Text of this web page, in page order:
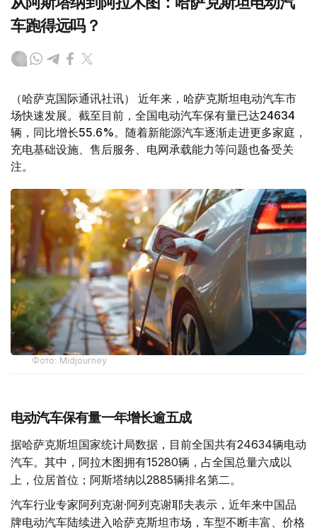
车跑得远吗？
（哈萨克国际通讯社讯） 近年来，哈萨克斯坦电动汽车市
场快速发展。截至目前，全国电动汽车保有量已达24634
辆，同比增长55.6%。随着新能源汽车逐渐走进更多家庭，
充电基础设施、售后服务、电网承载能力等问题也备受关
注。
Фото: Midjourney
电动汽车保有量一年增长逾五成
据哈萨克斯坦国家统计局数据，目前全国共有24634辆电动
汽车。其中，阿拉木图拥有15280辆，占全国总量六成以
上，位居首位；阿斯塔纳以2885辆排名第二。
汽车行业专家阿列克谢·阿列克谢耶夫表示，近年来中国品
牌电动汽车陆续进入哈萨克斯坦市场，车型不断丰富、价格